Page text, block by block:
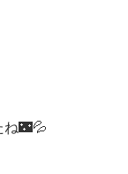
ね🌃💦